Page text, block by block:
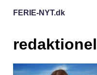
FERIE-NYT.dk
redaktionel